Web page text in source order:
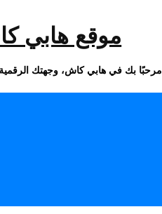
موقع هابي
مرحبًا بك في هابي كاش، وجهتك الرقمية